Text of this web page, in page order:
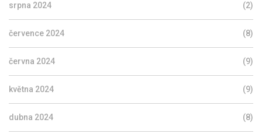
srpna 2024 (2)
července 2024 (8)
června 2024 (9)
května 2024 (9)
dubna 2024 (8)